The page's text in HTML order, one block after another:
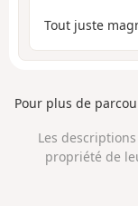
Tout juste
Pour plus de
Les
propriété de